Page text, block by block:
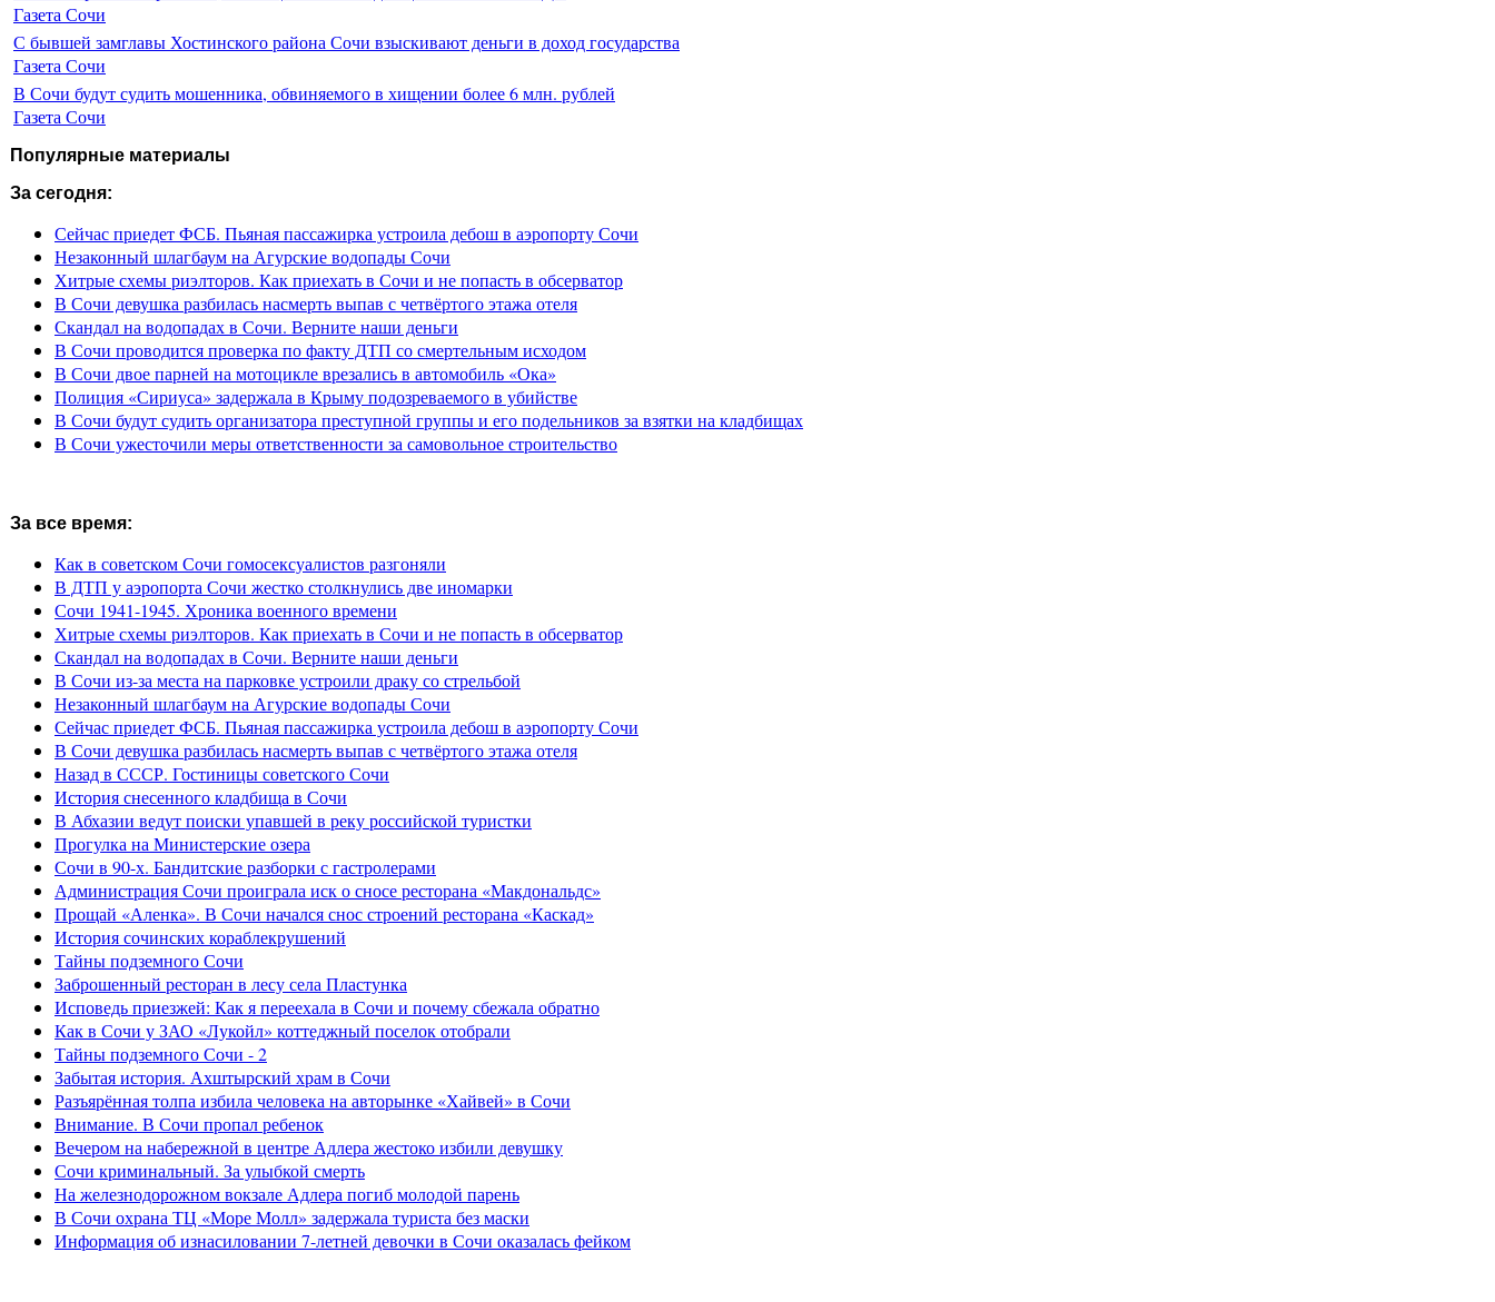
Газета Сочи
С бывшей замглавы Хостинского района Сочи взыскивают деньги в доход государства
Газета Сочи
В Сочи будут судить мошенника, обвиняемого в хищении более 6 млн. рублей
Газета Сочи
Популярные материалы
За сегодня:
Сейчас приедет ФСБ. Пьяная пассажирка устроила дебош в аэропорту Сочи
Незаконный шлагбаум на Агурские водопады Сочи
Хитрые схемы риэлторов. Как приехать в Сочи и не попасть в обсерватор
В Сочи девушка разбилась насмерть выпав с четвёртого этажа отеля
Скандал на водопадах в Сочи. Верните наши деньги
В Сочи проводится проверка по факту ДТП со смертельным исходом
В Сочи двое парней на мотоцикле врезались в автомобиль «Ока»
Полиция «Сириуса» задержала в Крыму подозреваемого в убийстве
В Сочи будут судить организатора преступной группы и его подельников за взятки на кладбищах
В Сочи ужесточили меры ответственности за самовольное строительство
За все время:
Как в советском Сочи гомосексуалистов разгоняли
В ДТП у аэропорта Сочи жестко столкнулись две иномарки
Сочи 1941-1945. Хроника военного времени
Хитрые схемы риэлторов. Как приехать в Сочи и не попасть в обсерватор
Скандал на водопадах в Сочи. Верните наши деньги
В Сочи из-за места на парковке устроили драку со стрельбой
Незаконный шлагбаум на Агурские водопады Сочи
Сейчас приедет ФСБ. Пьяная пассажирка устроила дебош в аэропорту Сочи
В Сочи девушка разбилась насмерть выпав с четвёртого этажа отеля
Назад в СССР. Гостиницы советского Сочи
История снесенного кладбища в Сочи
В Абхазии ведут поиски упавшей в реку российской туристки
Прогулка на Министерские озера
Сочи в 90-х. Бандитские разборки с гастролерами
Администрация Сочи проиграла иск о сносе ресторана «Макдональдс»
Прощай «Аленка». В Сочи начался снос строений ресторана «Каскад»
История сочинских кораблекрушений
Тайны подземного Сочи
Заброшенный ресторан в лесу села Пластунка
Исповедь приезжей: Как я переехала в Сочи и почему сбежала обратно
Как в Сочи у ЗАО «Лукойл» коттеджный поселок отобрали
Тайны подземного Сочи - 2
Забытая история. Ахштырский храм в Сочи
Разъярённая толпа избила человека на авторынке «Хайвей» в Сочи
Внимание. В Сочи пропал ребенок
Вечером на набережной в центре Адлера жестоко избили девушку
Сочи криминальный. За улыбкой смерть
На железнодорожном вокзале Адлера погиб молодой парень
В Сочи охрана ТЦ «Море Молл» задержала туриста без маски
Информация об изнасиловании 7-летней девочки в Сочи оказалась фейком